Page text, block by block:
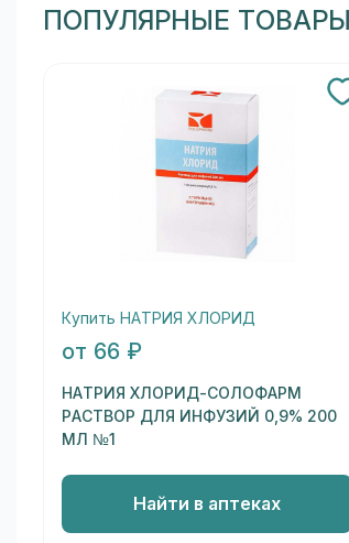
ПОПУЛЯРНЫЕ
Купить НАТРИЯ ХЛОРИД
от 66 ₽
НАТРИЯ ХЛОРИД-СОЛОФАРМ
РАСТВОР ДЛЯ ИНФУЗИЙ 0,9% 200
МЛ №1
Найти в аптеках